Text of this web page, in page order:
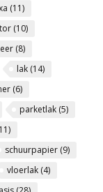
(11)
(10)
(8)
lak (14)
(6)
parketlak (5)
schuurpapier (9)
vloerlak (4)